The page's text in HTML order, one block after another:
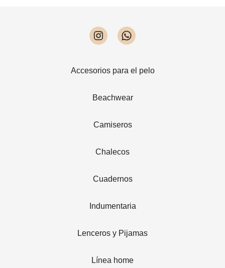
Accesorios para el pelo
Beachwear
Camiseros
Chalecos
Cuadernos
Indumentaria
Lenceros y Pijamas
Línea home